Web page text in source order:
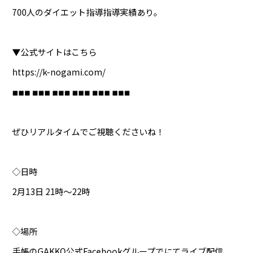
700人のダイエット指導指導実績あり。
▼公式サイトはこちら
https://k-nogami.com/
◾︎◾︎◾︎ ◾︎◾︎◾︎ ◾︎◾︎◾︎ ◾︎◾︎◾︎ ◾︎◾︎◾︎ ◾︎◾︎◾︎
ぜひリアルタイムでご視聴くださいね！
◇日時
2月13日 21時～22時
◇場所